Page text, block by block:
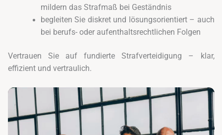
mildern das Strafmaß bei Geständnis
begleiten Sie diskret und lösungsorientiert – auch
bei berufs- oder aufenthaltsrechtlichen Folgen
Vertrauen Sie auf fundierte Strafverteidigung – klar,
effizient und vertraulich.